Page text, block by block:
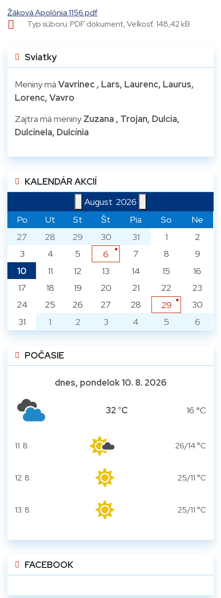
Žáková Apolónia 1156.pdf
Typ súboru: PDF dokument, Veľkosť: 148,42 kB
Sviatky
Meniny má Vavrinec , Lars, Laurenc, Laurus,
Lorenc, Vavro
Zajtra má meninyZuzana , Trojan, Dulcia,
Dulcinela, Dulcínia
KALENDÁR AKCIÍ
August 2026
Po
Ut St Št Pia So
Ne
27
28 29 30 31 1
2
3
4 5 6 7 8
9
10
11 12 13 14 15
16
17
18 19 20 21 22
23
24
25 26 27 28 29
30
31
1 2 3 4 5 6
POČASIE
dnes, pondelok 10. 8. 2026
32 °C 16 °C
utorok
11. 8. 26/14 °C
streda
12. 8. 25/11 °C
štvrtok
13. 8. 25/11 °C
FACEBOOK